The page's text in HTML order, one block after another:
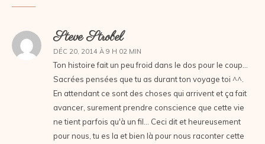
Steve Strobel
DÉC 20, 2014 À 9 H 02 MIN
Ton histoire fait un peu froid dans le dos pour le coup…
Sacrées pensées que tu as durant ton voyage toi ^^.
En attendant ce sont des choses qui arrivent et ça fait
avancer, surement prendre conscience que cette vie
ne tient parfois qu'à un fil… Ceci dit et heureusement
pour nous, tu es la et bien là pour nous raconter cette